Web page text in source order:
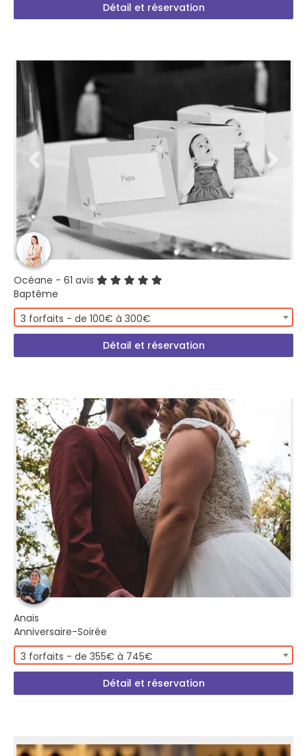
Détail et réservation
Océane - 61 avis
Baptême
3 forfaits - de 100€ à 300€
Détail et réservation
Anais
Anniversaire-Soirée
3 forfaits - de 355€ à 745€
Détail et réservation